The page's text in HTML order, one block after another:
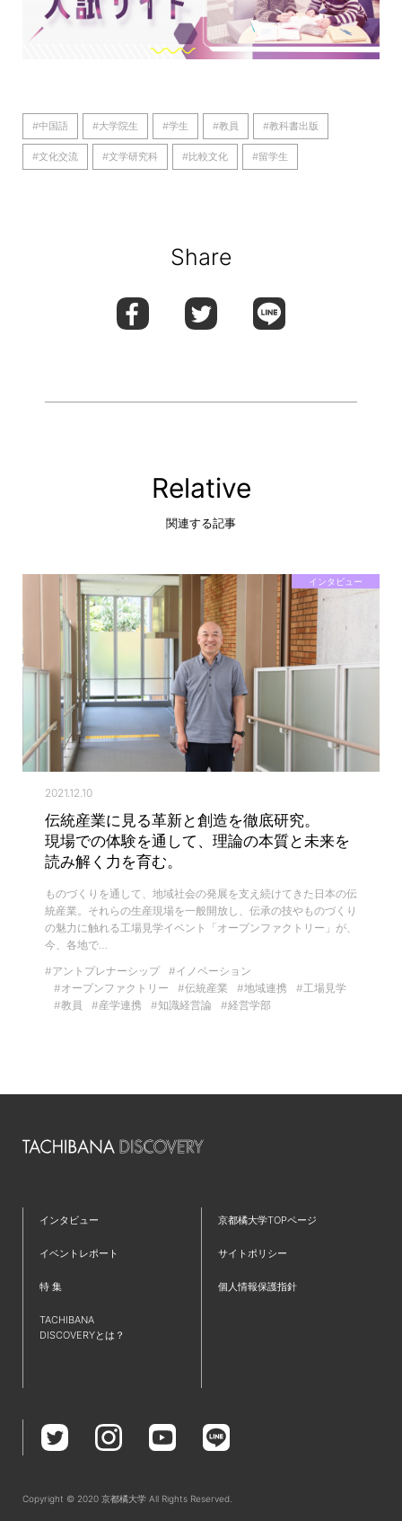
#中国語 #大学院生 #学生 #教員 #教科書出版
#文化交流 #文学研究科 #比較文化 #留学生
Share
Relative
関連する記事
インタビュー
2021.12.10
伝統産業に見る革新と創造を徹底研究。
現場での体験を通して、理論の本質と未来を
読み解く力を育む。
ものづくりを通して、地域社会の発展を支え続けてきた日本の伝
統産業。それらの生産現場を一般開放し、伝承の技やものづくり
の魅力に触れる工場見学イベント「オープンファクトリー」が、
今、各地で…
#アントプレナーシップ
#イノベーション
#オープンファクトリー
#伝統産業 #地域連携
#工場見学
#教員
#産学連携 #知識経営論 #経営学部
インタビュー
イベントレポート
特 集
TACHIBANA
DISCOVERYとは？
京都橘大学TOPページ
サイトポリシー
個人情報保護指針
Copyright © 2020 京都橘大学 All Rights Reserved.